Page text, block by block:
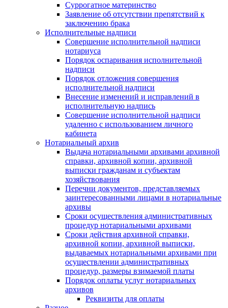
Суррогатное материнство
Заявление об отсутствии препятствий к
заключению брака
Исполнительные надписи
Совершение исполнительной надписи
нотариуса
Порядок оспаривания исполнительной
надписи
Порядок отложения совершения
исполнительной надписи
Внесение изменений и исправлений в
исполнительную надпись
Совершение исполнительной надписи
удаленно с использованием личного
кабинета
Нотариальный архив
Выдача нотариальными архивами архивной
справки, архивной копии, архивной
выписки гражданам и субъектам
хозяйствования
Перечни документов, представляемых
заинтересованными лицами в нотариальные
архивы
Сроки осуществления административных
процедур нотариальными архивами
Сроки действия архивной справки,
архивной копии, архивной выписки,
выдаваемых нотариальными архивами при
осуществлении административных
процедур, размеры взимаемой платы
Порядок оплаты услуг нотариальных
архивов
Реквизиты для оплаты